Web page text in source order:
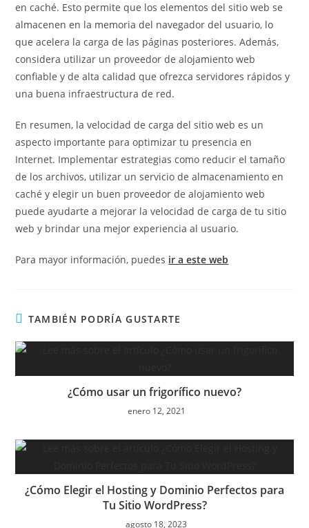
en caché. Esto permite que los elementos del sitio web se
almacenen en la memoria del navegador del usuario, lo
que acelera la carga de las páginas posteriores. Además,
considera utilizar un proveedor de alojamiento web
confiable y de alta calidad que ofrezca servidores rápidos y
una buena infraestructura de red.
En resumen, la velocidad de carga del sitio web es un
aspecto importante para optimizar tu presencia en
Internet. Implementar estrategias como reducir el tamaño
de los archivos, utilizar un servicio de almacenamiento en
caché y elegir un buen proveedor de alojamiento web
puede ayudarte a mejorar la velocidad de carga de tu sitio
web y brindar una mejor experiencia al usuario.
Para mayor información, puedes ir a este web
TAMBIÉN PODRÍA GUSTARTE
¿Cómo usar un frigorífico nuevo?
enero 12, 2021
¿Cómo Elegir el Hosting y Dominio Perfectos para
Tu Sitio WordPress?
agosto 18, 2023